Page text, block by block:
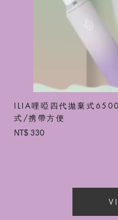
ILIA哩啞四代拋棄式
式/携帶方便
NT$ 330